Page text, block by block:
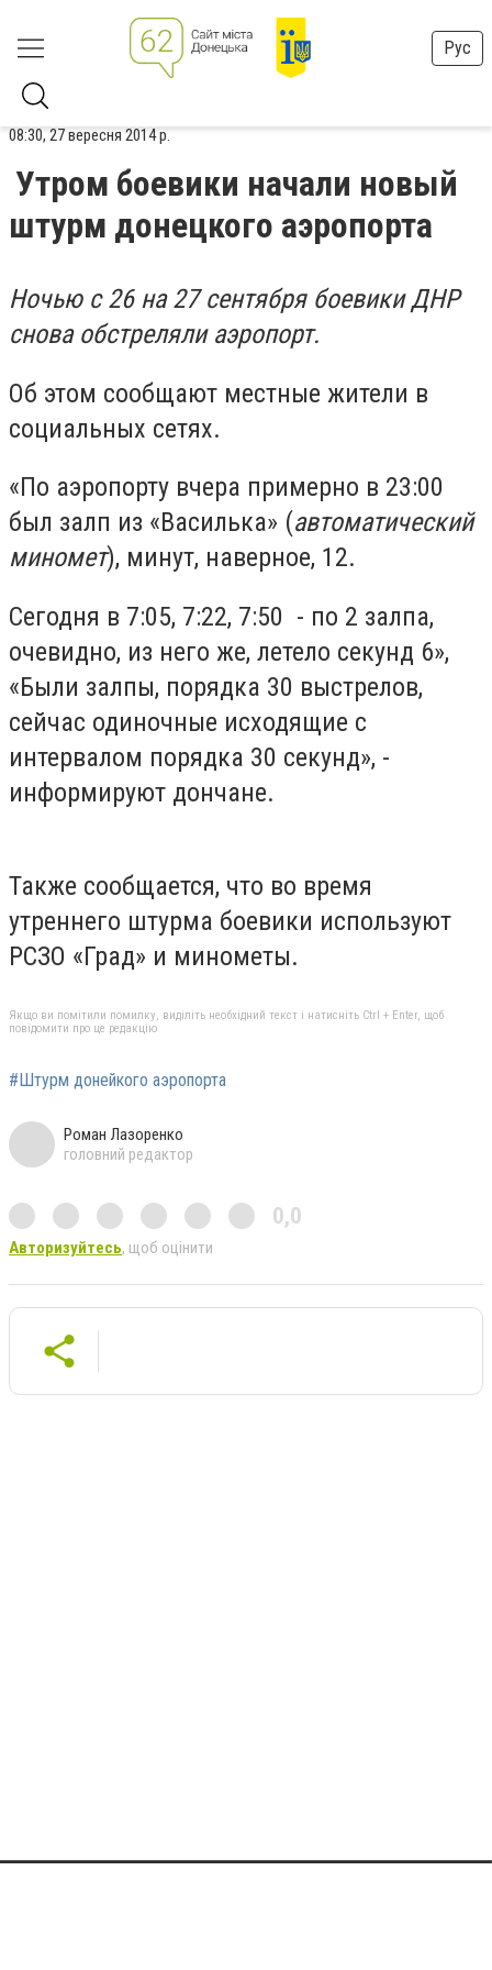
Рус
08:30, 27 вересня 2014 р.
Утром боевики начали новый
штурм донецкого аэропорта
Ночью с 26 на 27 сентября боевики ДНР
снова обстреляли аэропорт.
Об этом сообщают местные жители в
социальных сетях.
«По аэропорту вчера примерно в 23:00
был залп из «Василька» (автоматический
миномет), минут, наверное, 12.
Сегодня в 7:05, 7:22, 7:50 - по 2 залпа,
очевидно, из него же, летело секунд 6»,
«Были залпы, порядка 30 выстрелов,
сейчас одиночные исходящие с
интервалом порядка 30 секунд», -
информируют дончане.
Также сообщается, что во время
утреннего штурма боевики используют
РСЗО «Град» и минометы.
Якщо ви помітили помилку, виділіть необхідний текст і натисніть Ctrl + Enter, щоб
повідомити про це редакцію
#Штурм донейкого аэропорта
Роман Лазоренко
головний редактор
0,0
Авторизуйтесь, щоб оцінити